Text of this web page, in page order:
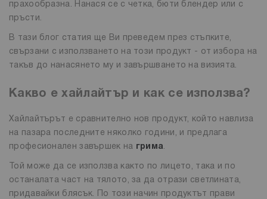
прахообразна. Нанася се с четка, бюти блендер или с
пръсти.
В тази блог статия ще Ви преведем през стъпките,
свързани с използването на този продукт - от избора на
такъв до нанасянето му и завършването на визията.
Какво е хайлайтър и как се използва?
Хайлайтърът е сравнително нов продукт, който навлиза
на пазара последните няколко години, и предлага
професионален завършек на
грима.
Той може да се използва както по лицето, така и по
останалата част на тялото, за да отрази светлината,
придавайки блясък. По този начин продуктът прави